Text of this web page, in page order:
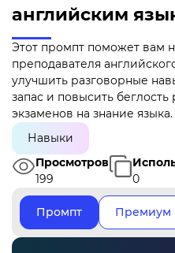
английским
Этот промпт поможет вам
преподавателя
улучшить разговорные
запас и повысить беглость
экзаменов на знание языка.
Навыки
Просмотров
199
0
Промпт Премиум